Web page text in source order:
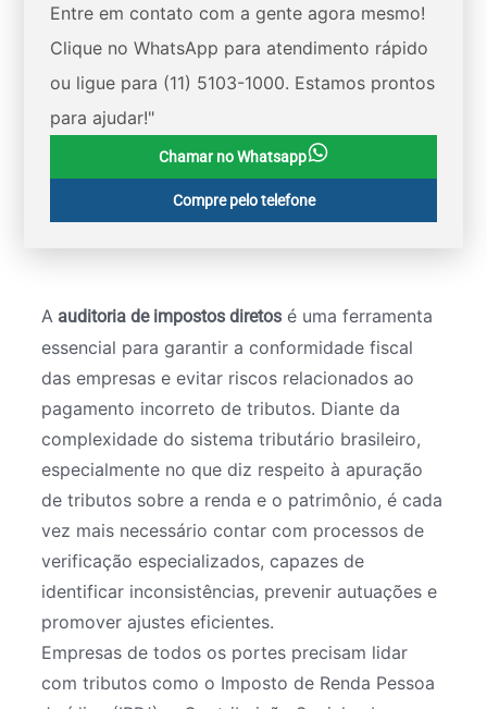
Entre em contato com a gente agora mesmo!
Clique no WhatsApp para atendimento rápido
ou ligue para (11) 5103-1000. Estamos prontos
para ajudar!"
Chamar no Whatsapp
Compre pelo telefone
A auditoria de impostos diretos é uma ferramenta
essencial para garantir a conformidade fiscal
das empresas e evitar riscos relacionados ao
pagamento incorreto de tributos. Diante da
complexidade do sistema tributário brasileiro,
especialmente no que diz respeito à apuração
de tributos sobre a renda e o patrimônio, é cada
vez mais necessário contar com processos de
verificação especializados, capazes de
identificar inconsistências, prevenir autuações e
promover ajustes eficientes.
Empresas de todos os portes precisam lidar
com tributos como o Imposto de Renda Pessoa